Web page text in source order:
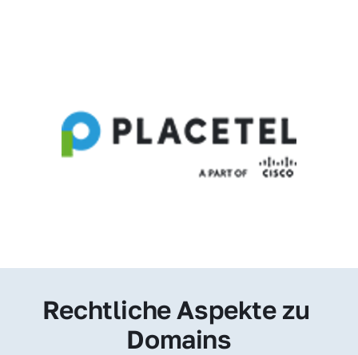
Rechtliche Aspekte zu
Domains